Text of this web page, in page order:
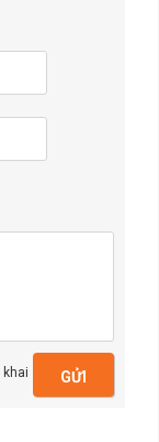
khai GỬI